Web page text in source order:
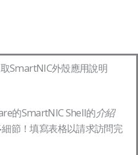
SmartNIC外殼應用說明
的SmartNIC Shell的介紹
節！填寫表格以請求訪問完